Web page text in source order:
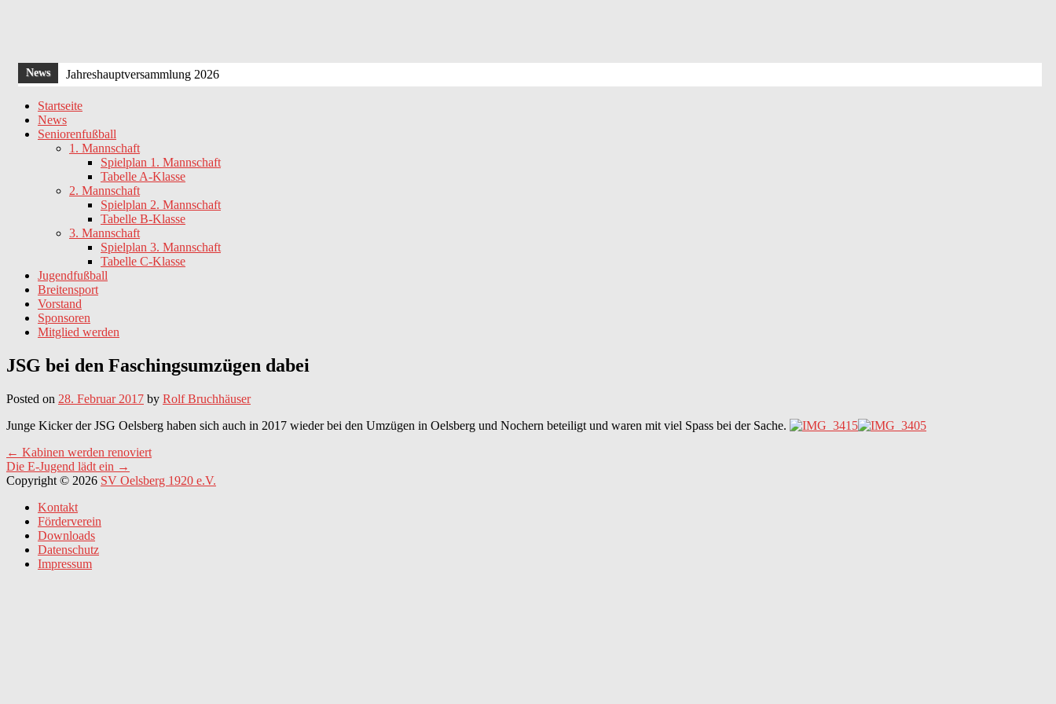
News
Jahreshauptversammlung 2026
Jahreshauptversammlung 2025
Einladung zur Jahreshauptversammlung 2024
Oelsberger Sportplatz erstrahlt in neuem Glanz !
Startseite
News
Seniorenfußball
1. Mannschaft
Spielplan 1. Mannschaft
Tabelle A-Klasse
2. Mannschaft
Spielplan 2. Mannschaft
Tabelle B-Klasse
3. Mannschaft
Spielplan 3. Mannschaft
Tabelle C-Klasse
Jugendfußball
Breitensport
Vorstand
Sponsoren
Mitglied werden
JSG bei den Faschingsumzügen dabei
Posted on 28. Februar 2017 by Rolf Bruchhäuser
Junge Kicker der JSG Oelsberg haben sich auch in 2017 wieder bei den Umzügen in Oelsberg und Nochern beteiligt und waren mit viel Spass bei der Sache.
Post
navigation
← Kabinen werden renoviert
Die E-Jugend lädt ein →
Copyright © 2026 SV Oelsberg 1920 e.V.
Kontakt
Förderverein
Downloads
Datenschutz
Impressum